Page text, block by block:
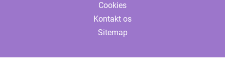
Cookies
Kontakt os
Sitemap